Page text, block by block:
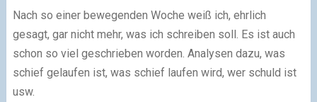
Nach so einer bewegenden Woche weiß ich, ehrlich
gesagt, gar nicht mehr, was ich schreiben soll. Es ist auch
schon so viel geschrieben worden. Analysen dazu, was
schief gelaufen ist, was schief laufen wird, wer schuld ist
usw.